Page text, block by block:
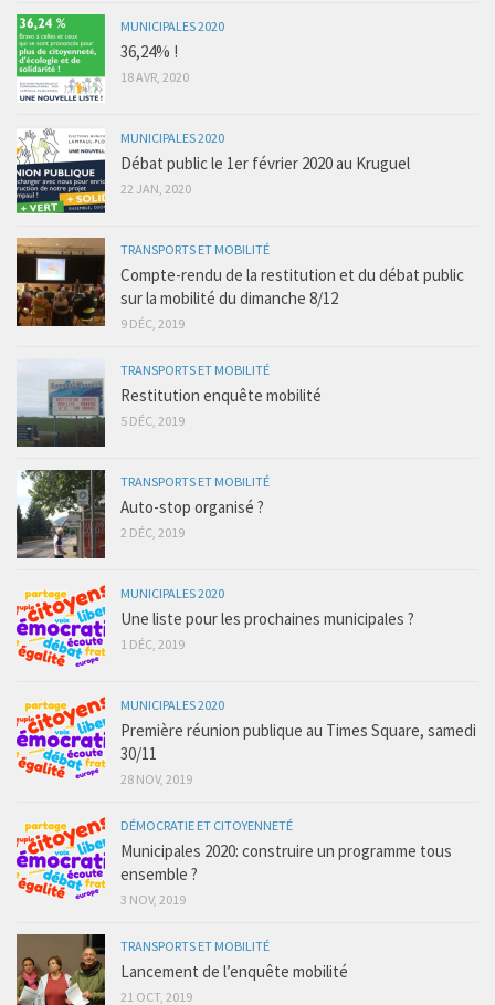
MUNICIPALES 2020
36,24% !
18 AVR, 2020
MUNICIPALES 2020
Débat public le 1er février 2020 au Kruguel
22 JAN, 2020
TRANSPORTS ET MOBILITÉ
Compte-rendu de la restitution et du débat public
sur la mobilité du dimanche 8/12
9 DÉC, 2019
TRANSPORTS ET MOBILITÉ
Restitution enquête mobilité
5 DÉC, 2019
TRANSPORTS ET MOBILITÉ
Auto-stop organisé ?
2 DÉC, 2019
MUNICIPALES 2020
Une liste pour les prochaines municipales ?
1 DÉC, 2019
MUNICIPALES 2020
Première réunion publique au Times Square, samedi
30/11
28 NOV, 2019
DÉMOCRATIE ET CITOYENNETÉ
Municipales 2020: construire un programme tous
ensemble ?
3 NOV, 2019
TRANSPORTS ET MOBILITÉ
Lancement de l’enquête mobilité
21 OCT, 2019